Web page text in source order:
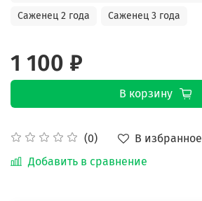
(0)
В избранное
Добавить в сравнение
Саженец 2 года
Саженец 3 года
1 100 ₽
В корзину